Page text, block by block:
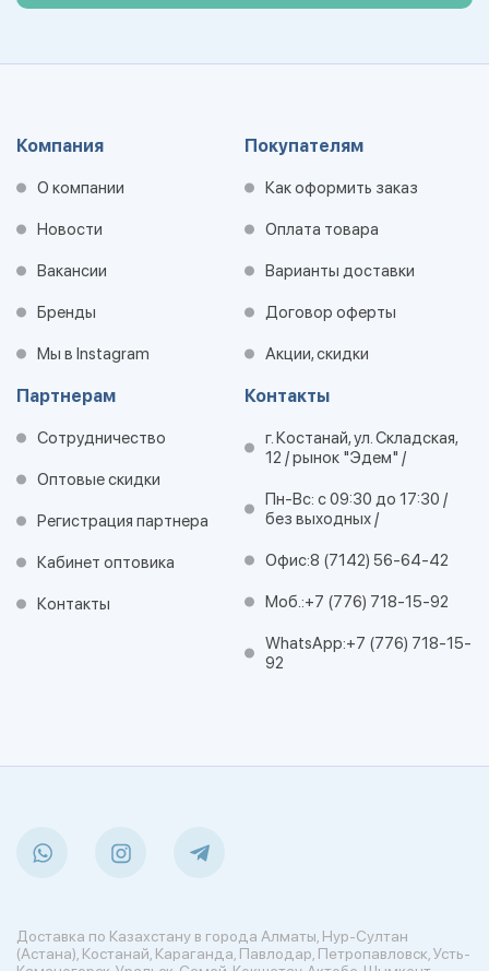
Компания
О компании
Новости
Вакансии
Бренды
Мы в Instagram
Покупателям
Как оформить заказ
Оплата товара
Варианты доставки
Договор оферты
Акции, скидки
Партнерам
Сотрудничество
Оптовые скидки
Регистрация партнера
Кабинет оптовика
Контакты
Контакты
г. Костанай, ул. Складская,
12 / рынок "Эдем" /
Пн-Вс: с 09:30 до 17:30 /
без выходных /
Офис:8 (7142) 56-64-42
Моб.:+7 (776) 718-15-92
WhatsApp:+7 (776) 718-15-
92
Доставка по Казахстану в города Алматы, Нур-Султан
(Астана), Костанай, Караганда, Павлодар, Петропавловск, Усть-